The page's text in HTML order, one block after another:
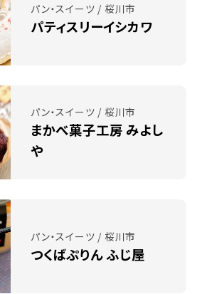
パン・スイーツ / 桜川市
パティスリーイシカワ
パン・スイーツ / 桜川市
まかべ菓子工房 みよし
や
パン・スイーツ / 桜川市
つくばぷりん ふじ屋